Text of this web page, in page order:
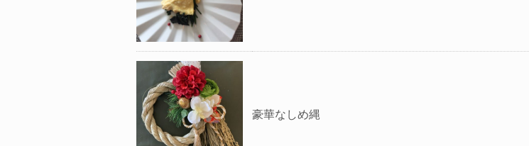
豪華なしめ縄